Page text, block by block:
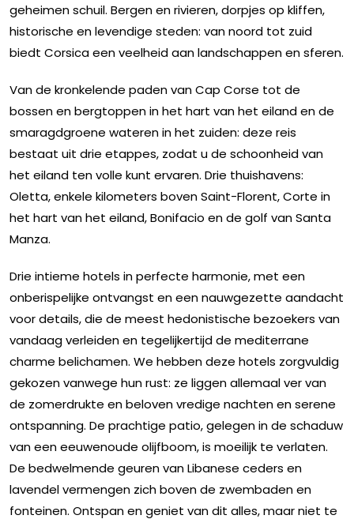
geheimen schuil. Bergen en rivieren, dorpjes op kliffen,
historische en levendige steden: van noord tot zuid
biedt Corsica een veelheid aan landschappen en sferen.
Van de kronkelende paden van Cap Corse tot de
bossen en bergtoppen in het hart van het eiland en de
smaragdgroene wateren in het zuiden: deze reis
bestaat uit drie etappes, zodat u de schoonheid van
het eiland ten volle kunt ervaren. Drie thuishavens:
Oletta, enkele kilometers boven Saint-Florent, Corte in
het hart van het eiland, Bonifacio en de golf van Santa
Manza.
Drie intieme hotels in perfecte harmonie, met een
onberispelijke ontvangst en een nauwgezette aandacht
voor details, die de meest hedonistische bezoekers van
vandaag verleiden en tegelijkertijd de mediterrane
charme belichamen. We hebben deze hotels zorgvuldig
gekozen vanwege hun rust: ze liggen allemaal ver van
de zomerdrukte en beloven vredige nachten en serene
ontspanning. De prachtige patio, gelegen in de schaduw
van een eeuwenoude olijfboom, is moeilijk te verlaten.
De bedwelmende geuren van Libanese ceders en
lavendel vermengen zich boven de zwembaden en
fonteinen. Ontspan en geniet van dit alles, maar niet te